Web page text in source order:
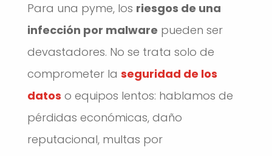
Para una pyme, los riesgos de una
infección por malware pueden ser
devastadores. No se trata solo de
comprometer la seguridad de los
datos o equipos lentos: hablamos de
pérdidas económicas, daño
reputacional, multas por